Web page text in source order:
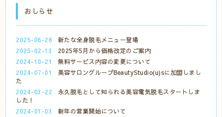
おしらせ
2025-06-28
新たな全身脱毛メニュー登場
2025-02-13
2025年5月から価格改定のご案内
2024-10-21
無料サービス内容の変更について
2024-07-01
美容サロングループBeautyStudio(u)sに加盟しまし
た
2024-03-22
永久脱毛として知られる美容電気脱毛スタートしま
した！
2024-01-03
新年の営業開始について